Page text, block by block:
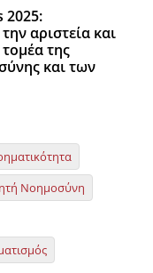
2025:
αριστεία και
της
και των
Νοημοσύνη